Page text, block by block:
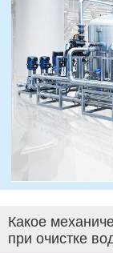
Какое
при очистке